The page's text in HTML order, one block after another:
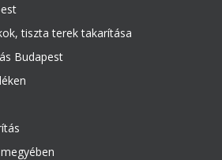
tiszta terek takarítása
Budapest